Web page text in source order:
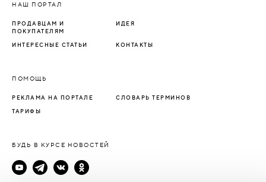
НАШ ПОРТАЛ
ПРОДАВЦАМ И
ПОКУПАТЕЛЯМ
ИДЕЯ
ИНТЕРЕСНЫЕ СТАТЬИ КОНТАКТЫ
ПОМОЩЬ
РЕКЛАМА НА ПОРТАЛЕ СЛОВАРЬ ТЕРМИНОВ
ТАРИФЫ
БУДЬ В КУРСЕ НОВОСТЕЙ